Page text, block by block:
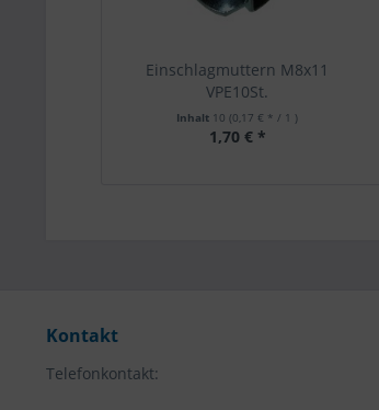
Einschlagmuttern M8x11
VPE10St.
Inhalt 10(0,17 € * / 1 )
1,70 € *
Kontakt
Telefonkontakt: